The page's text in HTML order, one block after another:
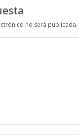
no será publicada.